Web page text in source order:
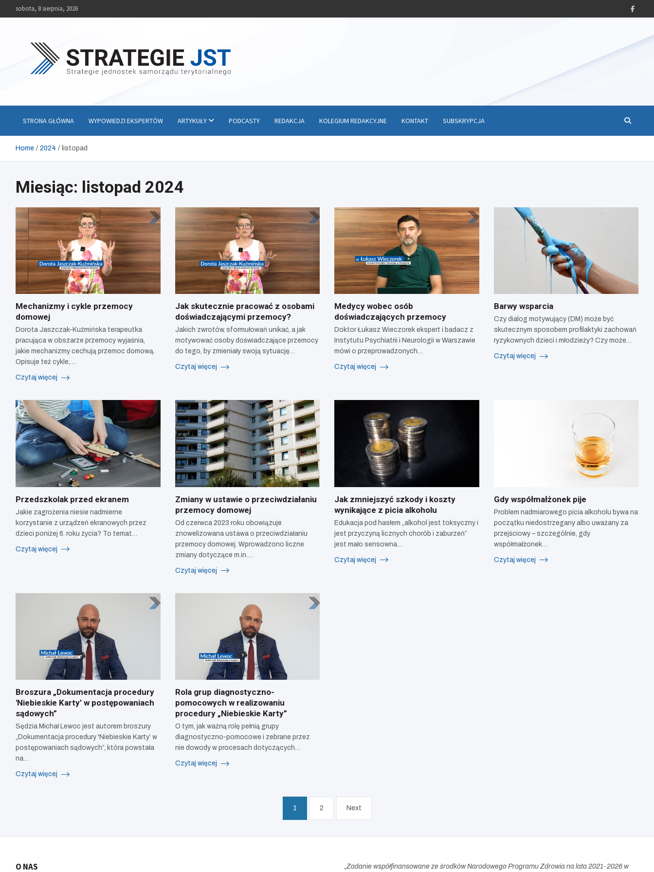
sobota, 8 sierpnia, 2026
STRONA GŁÓWNA WYPOWIEDZI EKSPERTÓW ARTYKUŁY PODCASTY REDAKCJA KOLEGIUM REDAKCYJNE KONTAKT SUBSKRYPCJA
Home 2024 listopad
Miesiąc: listopad 2024
Mechanizmy i cykle przemocy
domowej
Dorota Jaszczak-Kuźmińska terapeutka
pracująca w obszarze przemocy wyjaśnia,
jakie mechanizmy cechują przemoc domową.
Opisuje też cykle,…
Czytaj więcej
Jak skutecznie pracować z osobami
doświadczającymi przemocy?
Jakich zwrotów, sformułowań unikać, a jak
motywować osoby doświadczające przemocy
do tego, by zmieniały swoją sytuację…
Czytaj więcej
Medycy wobec osób
doświadczających przemocy
Doktor Łukasz Wieczorek ekspert i badacz z
Instytutu Psychiatrii i Neurologii w Warszawie
mówi o przeprowadzonych…
Czytaj więcej
Barwy wsparcia
Czy dialog motywujący (DM) może być
skutecznym sposobem profilaktyki zachowań
ryzykownych dzieci i młodzieży? Czy może…
Czytaj więcej
Przedszkolak przed ekranem
Jakie zagrożenia niesie nadmierne
korzystanie z urządzeń ekranowych przez
dzieci poniżej 6. roku życia? To temat…
Czytaj więcej
Zmiany w ustawie o przeciwdziałaniu
przemocy domowej
Od czerwca 2023 roku obowiązuje
znowelizowana ustawa o przeciwdziałaniu
przemocy domowej. Wprowadzono liczne
zmiany dotyczące m.in.…
Czytaj więcej
Jak zmniejszyć szkody i koszty
wynikające z picia alkoholu
Edukacja pod hasłem „alkohol jest toksyczny i
jest przyczyną licznych chorób i zaburzeń”
jest mało sensowna…
Czytaj więcej
Gdy współmałżonek pije
Problem nadmiarowego picia alkoholu bywa na
początku niedostrzegany albo uważany za
przejściowy – szczególnie, gdy
współmałżonek…
Czytaj więcej
Broszura „Dokumentacja procedury
'Niebieskie Karty’ w postępowaniach
sądowych”
Sędzia Michał Lewoc jest autorem broszury
„Dokumentacja procedury 'Niebieskie Karty’ w
postępowaniach sądowych”, która powstała
na…
Czytaj więcej
Rola grup diagnostyczno-
pomocowych w realizowaniu
procedury „Niebieskie Karty”
O tym, jak ważną rolę pełnią grupy
diagnostyczno-pomocowe i zebrane przez
nie dowody w procesach dotyczących…
Czytaj więcej
1 2 Next
O NAS „Zadanie współfinansowane ze środków Narodowego Programu Zdrowia na lata 2021-2026 w